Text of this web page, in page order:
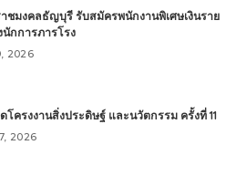
ชมงคลธัญบุรี รับสมัครพนักงานพิเศษเงินราย
กการภารโรง
2026
โครงงานสิ่งประดิษฐ์ และนวัตกรรม ครั้งที่ 11
2026